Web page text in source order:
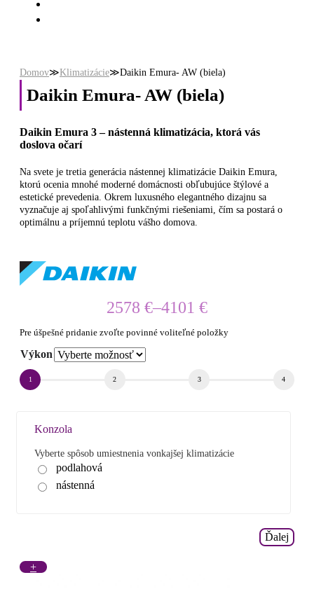
Domov≫Klimatizácie≫Daikin Emura- AW (biela)
Daikin Emura- AW (biela)
Daikin Emura 3 – nástenná klimatizácia, ktorá vás
doslova očarí
Na svete je tretia generácia nástennej klimatizácie Daikin Emura,
ktorú ocenia mnohé moderné domácnosti obľubujúce štýlové a
estetické prevedenia. Okrem luxusného elegantného dizajnu sa
vyznačuje aj spoľahlivými funkčnými riešeniami, čím sa postará o
optimálnu a príjemnú teplotu vášho domova.
2578 €–4101 €
Price
range:
2578 €
Pre úšpešné pridanie zvoľte povinné voliteľné položky
Výkon
Konzola
Vyberte spôsob umiestnenia vonkajšej klimatizácie
podlahová
nástenná
Ďalej
+